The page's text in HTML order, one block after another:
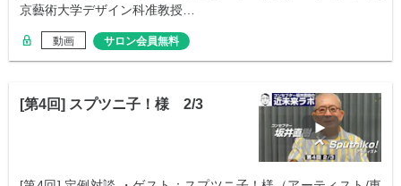
京藝術大学デザイン科准教授…
動画 サロン会員無料
[第4回] スプツニ子！様 2/3